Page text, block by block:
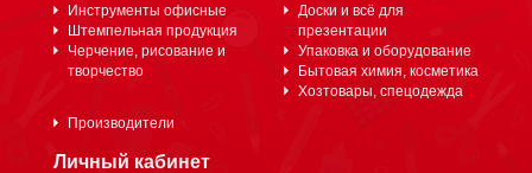
Инструменты офисные
Штемпельная продукция
Черчение, рисование и
творчество
Доски и всё для
презентации
Упаковка и оборудование
Бытовая химия, косметика
Хозтовары, спецодежда
Производители
Личный кабинет